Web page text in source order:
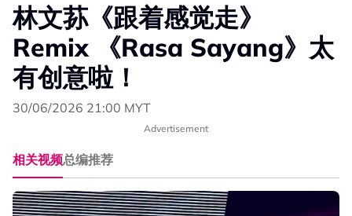
林文荪《跟着感觉走》
Remix 《Rasa Sayang》太
有创意啦！
30/06/2026 21:00 MYT
Advertisement
相关视频总编推荐